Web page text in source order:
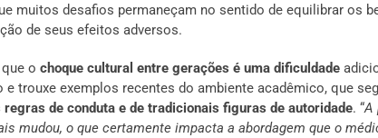
muitos desafios permaneçam no sentido de equilibrar os
de seus efeitos adversos.
o choque cultural entre gerações é uma dificuldade
trouxe exemplos recentes do ambiente acadêmico, que
regras de conduta e de tradicionais figuras de autoridade. “A
mudou, o que certamente impacta a abordagem que o